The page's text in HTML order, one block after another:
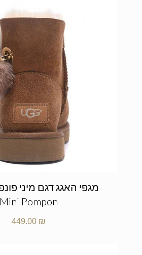
Mini Pompon
449.00 ₪